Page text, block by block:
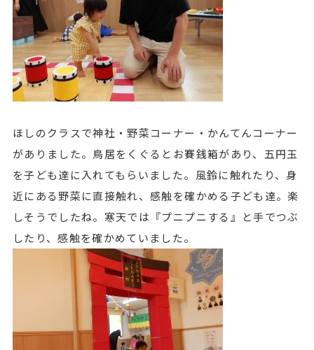
ほしのクラスで神社・野菜コーナー・かんてんコーナー
がありました。鳥居をくぐるとお賽銭箱があり、五円玉
を子ども達に入れてもらいました。風鈴に触れたり、身
近にある野菜に直接触れ、感触を確かめる子ども達。楽
しそうでしたね。寒天では『プニプニする』と手でつぶ
したり、感触を確かめていました。